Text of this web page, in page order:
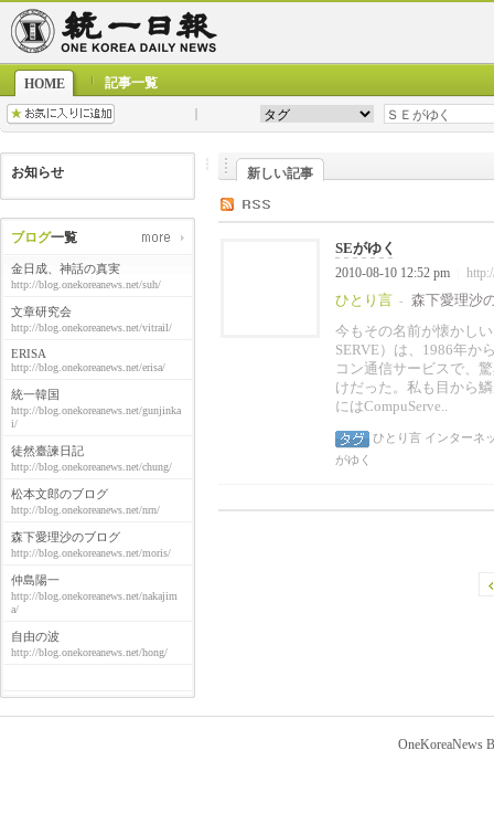
HOME 記事一覧
お知らせ
ブログ一覧
金日成、神話の真実
http://blog.onekoreanews.net/suh/
文章研究会
http://blog.onekoreanews.net/vitrail/
ERISA
http://blog.onekoreanews.net/erisa/
統一韓国
http://blog.onekoreanews.net/gunjinka
i/
徒然臺諫日記
http://blog.onekoreanews.net/chung/
松本文郎のブログ
http://blog.onekoreanews.net/nrn/
森下愛理沙のブログ
http://blog.onekoreanews.net/moris/
仲島陽一
http://blog.onekoreanews.net/nakajim
a/
自由の波
http://blog.onekoreanews.net/hong/
新しい記事
SEがゆく
2010-08-10 12:52 pm
ひとり言 -
森下愛理沙
今もその名前が懐かし
SERVE）は、1986年か
コン通信サービスで、
けだった。私も目か
にはCompuServe..
ひとり言 インターネ
がゆく
OneKoreaNews